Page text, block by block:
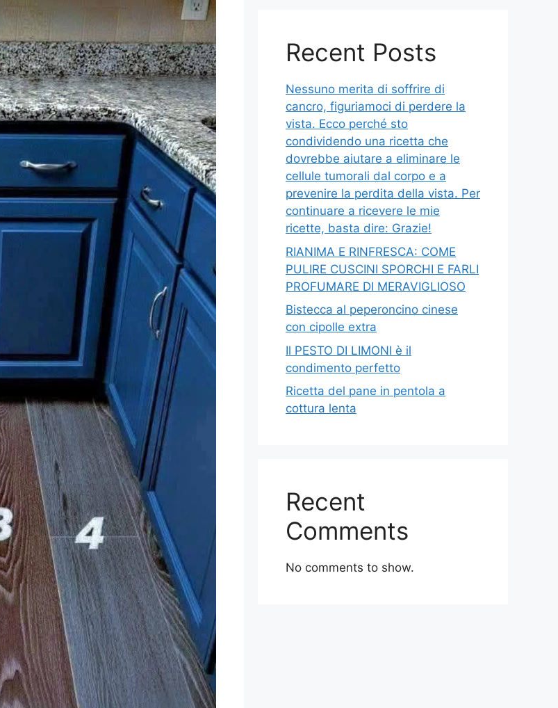
Recent Posts
Nessuno merita di soffrire di
cancro, figuriamoci di perdere la
vista. Ecco perché sto
condividendo una ricetta che
dovrebbe aiutare a eliminare le
cellule tumorali dal corpo e a
prevenire la perdita della vista. Per
continuare a ricevere le mie
ricette, basta dire: Grazie!
RIANIMA E RINFRESCA: COME
PULIRE CUSCINI SPORCHI E FARLI
PROFUMARE DI MERAVIGLIOSO
Bistecca al peperoncino cinese
con cipolle extra
Il PESTO DI LIMONI è il
condimento perfetto
Ricetta del pane in pentola a
cottura lenta
Recent
Comments
No comments to show.